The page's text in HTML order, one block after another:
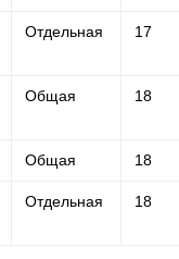
Отдельная 17
Общая 18
Общая 18
Отдельная 18